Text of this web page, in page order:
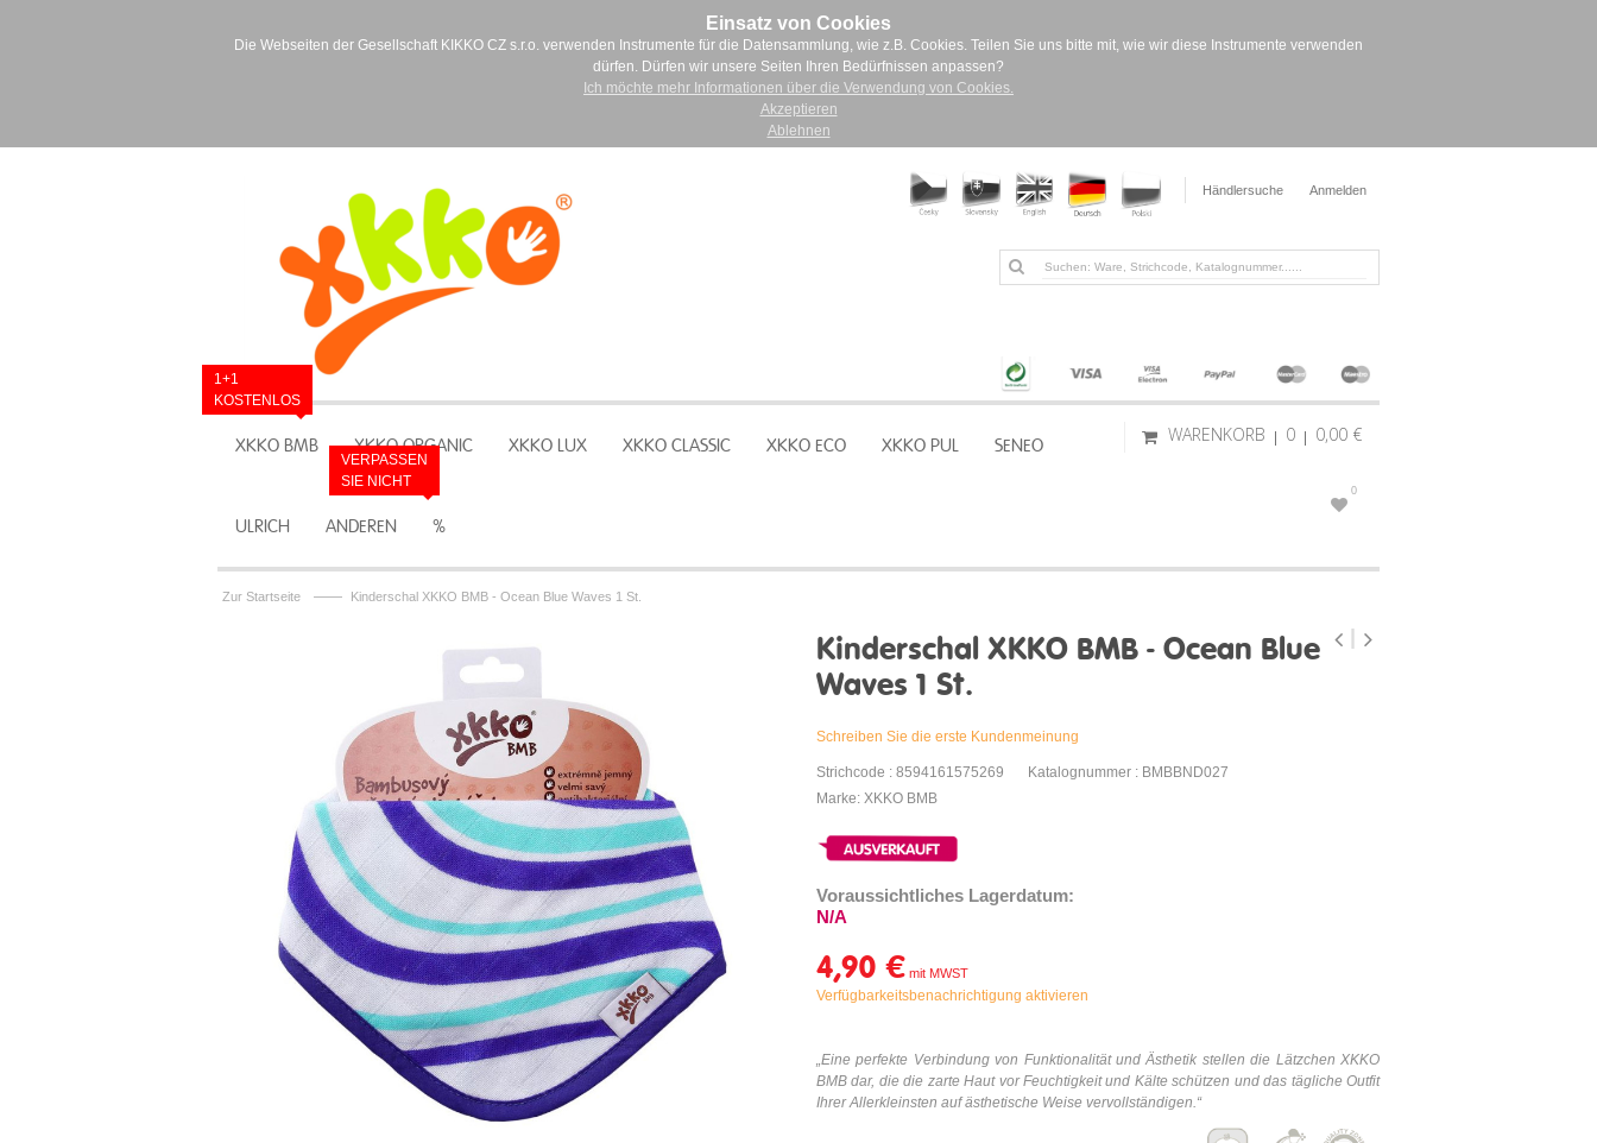
Einsatz von Cookies
Die Webseiten der Gesellschaft KIKKO CZ s.r.o. verwenden Instrumente für die Datensammlung, wie z.B. Cookies. Teilen Sie uns bitte mit, wie wir diese Instrumente verwenden
dürfen. Dürfen wir unsere Seiten Ihren Bedürfnissen anpassen?
Ich möchte mehr Informationen über die Verwendung von Cookies.
Akzeptieren
Ablehnen
Händlersuche Anmelden
XKKO BMB
1+1
KOSTENLOS
XKKO ORGANIC XKKO LUX XKKO CLASSIC XKKO ECO XKKO PUL SENEO
ULRICH ANDEREN %
VERPASSEN
SIE NICHT
WARENKORB 0 0,00 €
0
Zur Startseite —— Kinderschal XKKO BMB - Ocean Blue Waves 1 St.
Kinderschal XKKO BMB - Ocean Blue
Waves 1 St.
Schreiben Sie die erste Kundenmeinung
Strichcode : 8594161575269
Katalognummer : BMBBND027
Marke: XKKO BMB
Voraussichtliches Lagerdatum:
N/A
4,90 €
Verfügbarkeitsbenachrichtigung aktivieren
„Eine perfekte Verbindung von Funktionalität und Ästhetik stellen die Lätzchen XKKO
BMB dar, die die zarte Haut vor Feuchtigkeit und Kälte schützen und das tägliche Outfit
Ihrer Allerkleinsten auf ästhetische Weise vervollständigen.“